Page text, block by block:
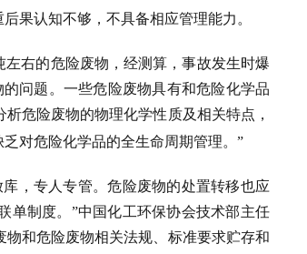
果认知不够，不具备相应管理能力。
左右的危险废物，经测算，事故发生时爆
问题。一些危险废物具有和危险化学品
危险废物的物理化学性质及相关特点，
对危险化学品的全生命周期管理。”
，专人专管。危险废物的处置转移也应
单制度。”中国化工环保协会技术部主任
和危险废物相关法规、标准要求贮存和